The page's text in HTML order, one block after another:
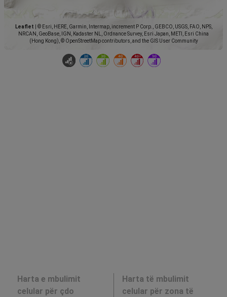
Leaflet
© Esri, HERE, Garmin, Intermap, increment P Corp., GEBCO, USGS, FAO, NPS,
NRCAN, GeoBase, IGN, Kadaster NL, Ordnance Survey, Esri Japan, METI, Esri China
(Hong Kong), © OpenStreetMap contributors, and the GIS User Community
Harta e mbulimit
celular për çdo
Harta të mbulimit
celular për zona të